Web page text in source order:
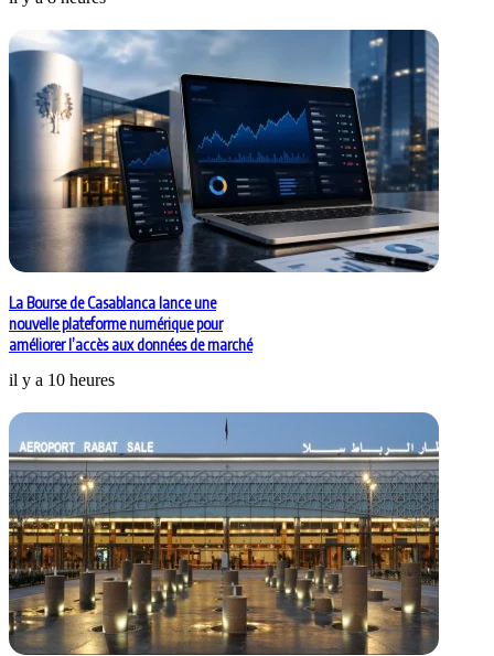
La Bourse de Casablanca lance une
nouvelle plateforme numérique pour
améliorer l’accès aux données de marché
il y a 10 heures